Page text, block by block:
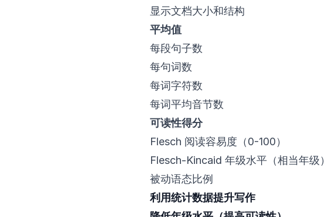
显示文档大小和结构
平均值
每段句子数
每句词数
每词字符数
每词平均音节数
可读性得分
Flesch 阅读容易度（0-100）
Flesch-Kincaid 年级水平（相当年级）
被动语态比例
利用统计数据提升写作